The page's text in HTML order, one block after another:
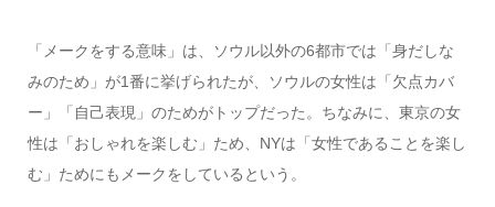
「メークをする意味」は、ソウル以外の6都市では「身だしな
みのため」が1番に挙げられたが、ソウルの女性は「欠点カバ
ー」「自己表現」のためがトップだった。ちなみに、東京の女
性は「おしゃれを楽しむ」ため、NYは「女性であることを楽し
む」ためにもメークをしているという。